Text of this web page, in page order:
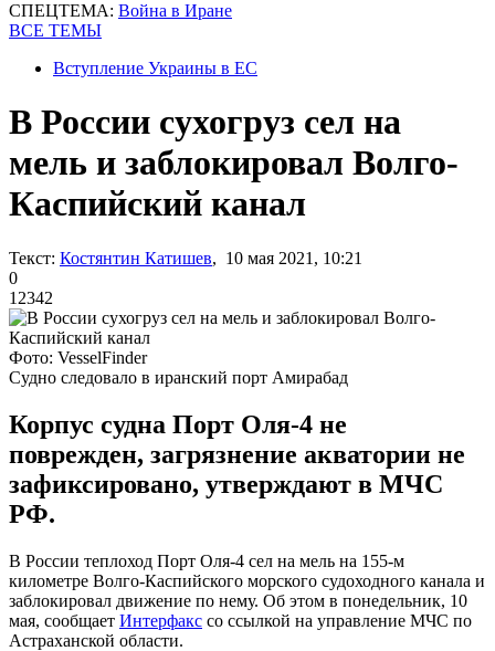
СПЕЦТЕМА: Война в Иране
ВСЕ ТЕМЫ
Вступление Украины в ЕС
В России сухогруз сел на
мель и заблокировал Волго-
Каспийский канал
Текст: Костянтин Катишев, 10 мая 2021, 10:21
0
12342
Фото: VesselFinder
Судно следовало в иранский порт Амирабад
Корпус судна Порт Оля-4 не
поврежден, загрязнение акватории не
зафиксировано, утверждают в МЧС
РФ.
В России теплоход Порт Оля-4 сел на мель на 155-м
километре Волго-Каспийского морского судоходного канала и
заблокировал движение по нему. Об этом в понедельник, 10
мая, сообщает Интерфакс со ссылкой на управление МЧС по
Астраханской области.